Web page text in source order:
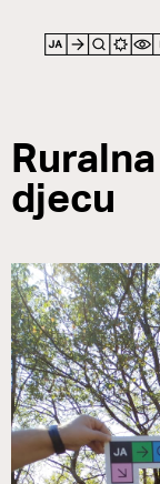
djecu